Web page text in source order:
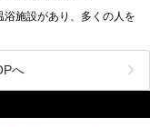
施設があり、多くの人を
！
り温泉が多く、「どこに
も多いと思います。
ル・リゾート」に出かけ
へ